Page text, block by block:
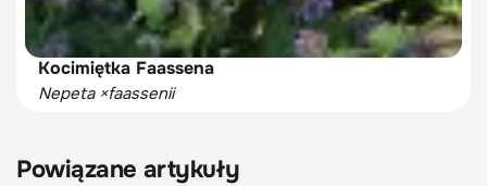
Kocimiętka Faassena
Nepeta ×faassenii
Powiązane artykuły